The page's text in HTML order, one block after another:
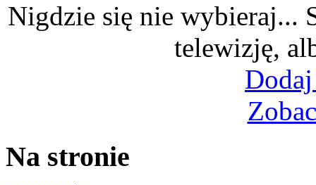
Nigdzie się nie wybieraj...
telewizję,
Na stronie